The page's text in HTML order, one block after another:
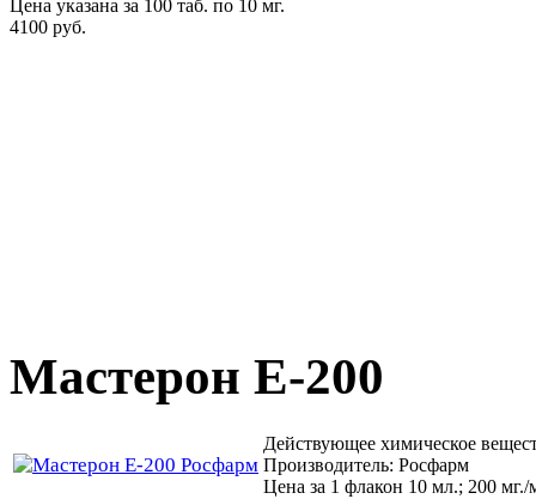
Цена указана за 100 таб. по 10 мг.
4100 руб.
Мастерон Е-200
Действующее химическое
Производитель: Росфарм
Цена за 1 флакон 10 мл.; 200 мг./